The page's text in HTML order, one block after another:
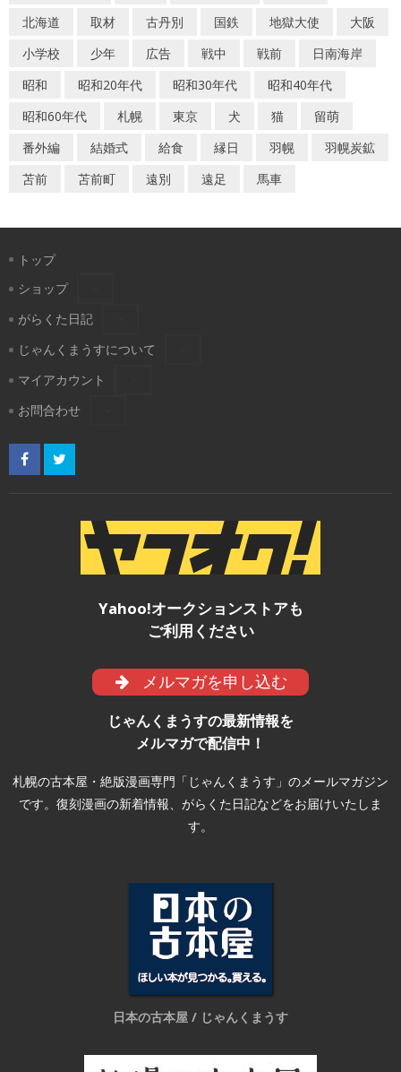
ン
北海道
取材 古丹別 国鉄 地獄大使
大阪
小学校
少年 広告 戦中 戦前
日南海岸
昭和
昭和20年代 昭和30年代
昭和40年代
昭和60年代
札幌 東京 犬 猫
留萌
番外編
結婚式 給食 縁日 羽幌
羽幌炭鉱
苫前
苫前町 遠別 遠足 馬車
トップ
ショップ
がらくた日記
じゃんくまうすについて
マイアカウント
お問合わせ
Yahoo!オークションストアも
ご利用ください
メルマガを申し込む
じゃんくまうすの最新情報を
メルマガで配信中！
札幌の古本屋・絶版漫画専門「じゃんくまうす」のメールマガジン
です。復刻漫画の新着情報、がらくた日記などをお届けいたしま
す。
日本の古本屋 / じゃんくまうす